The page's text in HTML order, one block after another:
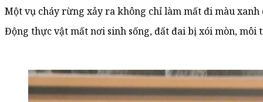
Một vụ cháy rừng xảy ra không chỉ làm mất đi màu
Động thực vật mất nơi sinh sống, đất đai bị xói mòn,